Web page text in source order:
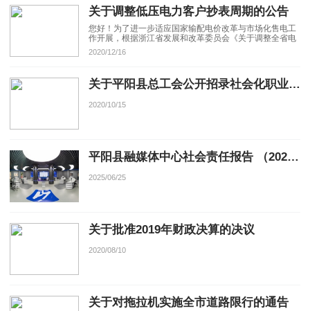
关于调整低压电力客户抄表周期的公告
您好！为了进一步适应国家输配电价改革与市场化售电工
作开展，根据浙江省发展和改革委员会《关于调整全省电
力用户抄表周期的通知》要求，国网浙江省电力有限公司
将在2021年完成全省低压电力客户抄表周期调整，现将相
2020/12/16
关于平阳县总工会公开招录社会化职业化工会工作者的公告
2020/10/15
平阳县融媒体中心社会责任报告 （2024年度）
2025/06/25
关于批准2019年财政决算的决议
2020/08/10
关于对拖拉机实施全市道路限行的通告